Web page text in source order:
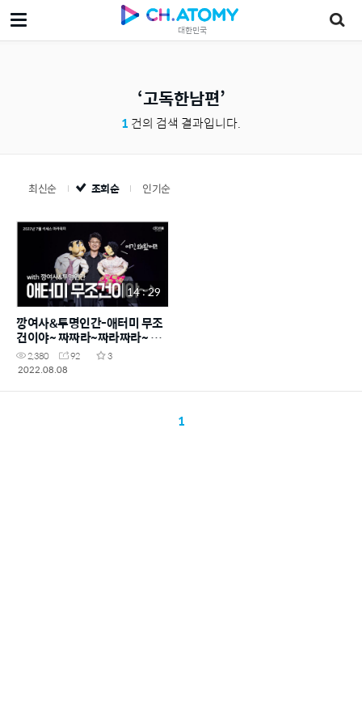
대한민국
고독한남편
1 건의 검색 결과입니다.
최신순 조회순 인기순
14 : 29
깡여사&투명인간-애터미 무조
건이야~ 짜짜라~짜라짜라~ 짠!
짠!짠!
2,380 92
3
2022.08.08
1